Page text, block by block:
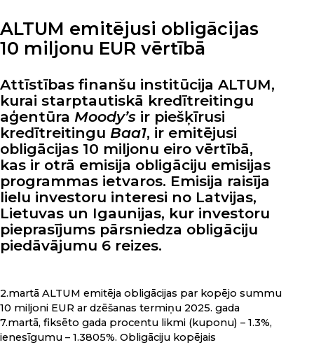
ALTUM emitējusi obligācijas
10 miljonu EUR vērtībā
Attīstības finanšu institūcija ALTUM,
kurai starptautiskā kredītreitingu
aģentūra Moody’s ir piešķīrusi
kredītreitingu Baa1, ir emitējusi
obligācijas 10 miljonu eiro vērtībā,
kas ir otrā emisija obligāciju emisijas
programmas ietvaros. Emisija raisīja
lielu investoru interesi no Latvijas,
Lietuvas un Igaunijas, kur investoru
pieprasījums pārsniedza obligāciju
piedāvājumu 6 reizes.
2.martā ALTUM emitēja obligācijas par kopējo summu
10 miljoni EUR ar dzēšanas termiņu 2025. gada
7.martā, fiksēto gada procentu likmi (kuponu) – 1.3%,
ienesīgumu – 1.3805%. Obligāciju kopējais